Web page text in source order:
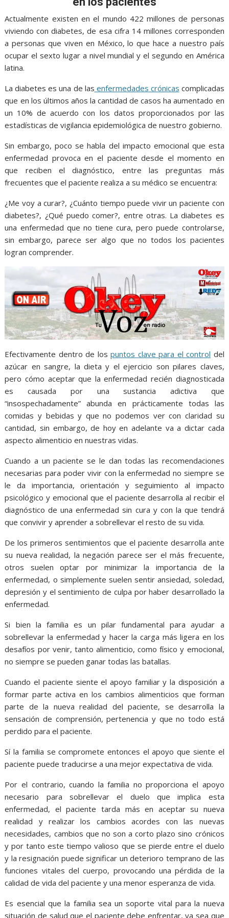
b
o
o
k
t
e
r
l s
A
p
e
n
g
r
e g
r
a
e
Actualmente existen en el mundo 422 millones de personas
viviendo con diabetes, de esa cifra 14 millones corresponden
a personas que viven en México, lo que hace a nuestro país
ocupar el sexto lugar a nivel mundial y el segundo en América
latina.
La diabetes es una de las enfermedades crónicas complicadas
que en los últimos años la cantidad de casos ha aumentado en
un 10% de acuerdo con los datos proporcionados por las
estadísticas de vigilancia epidemiológica de nuestro gobierno.
Sin embargo, poco se habla del impacto emocional que esta
enfermedad provoca en el paciente desde el momento en
que reciben el diagnóstico, entre las preguntas más
frecuentes que el paciente realiza a su médico se encuentra:
¿Me voy a curar?, ¿Cuánto tiempo puede vivir un paciente con
diabetes?, ¿Qué puedo comer?, entre otras. La diabetes es
una enfermedad que no tiene cura, pero puede controlarse,
sin embargo, parece ser algo que no todos los pacientes
logran comprender.
Efectivamente dentro de lospuntos clave para el control del
azúcar en sangre, la dieta y el ejercicio son pilares claves,
pero cómo aceptar que la enfermedad recién diagnosticada
es causada por una sustancia adictiva que
“insospechadamente” abunda en prácticamente todas las
comidas y bebidas y que no podemos ver con claridad su
cantidad, sin embargo, de hoy en adelante va a dictar cada
aspecto alimenticio en nuestras vidas.
Cuando a un paciente se le dan todas las recomendaciones
necesarias para poder vivir con la enfermedad no siempre se
le da importancia, orientación y seguimiento al impacto
psicológico y emocional que el paciente desarrolla al recibir el
diagnóstico de una enfermedad sin cura y con la que tendrá
que convivir y aprender a sobrellevar el resto de su vida.
De los primeros sentimientos que el paciente desarrolla ante
su nueva realidad, la negación parece ser el más frecuente,
otros suelen optar por minimizar la importancia de la
enfermedad, o simplemente suelen sentir ansiedad, soledad,
depresión y el sentimiento de culpa por haber desarrollado la
enfermedad.
Si bien la familia es un pilar fundamental para ayudar a
sobrellevar la enfermedad y hacer la carga más ligera en los
desafíos por venir, tanto alimenticio, como físico y emocional,
no siempre se pueden ganar todas las batallas.
Cuando el paciente siente el apoyo familiar y la disposición a
formar parte activa en los cambios alimenticios que forman
parte de la nueva realidad del paciente, se desarrolla la
sensación de comprensión, pertenencia y que no todo está
perdido para el paciente.
Sí la familia se compromete entonces el apoyo que siente el
paciente puede traducirse a una mejor expectativa de vida.
Por el contrario, cuando la familia no proporciona el apoyo
necesario para sobrellevar el duelo que implica esta
enfermedad, el paciente tarda más en aceptar su nueva
realidad y realizar los cambios acordes con las nuevas
necesidades, cambios que no son a corto plazo sino crónicos
y por tanto este tiempo valioso que se pierde entre el duelo
y la resignación puede significar un deterioro temprano de las
funciones vitales del cuerpo, provocando una pérdida de la
calidad de vida del paciente y una menor esperanza de vida.
Es esencial que la familia sea un soporte vital para la nueva
situación de salud que el paciente debe enfrentar, ya sea que